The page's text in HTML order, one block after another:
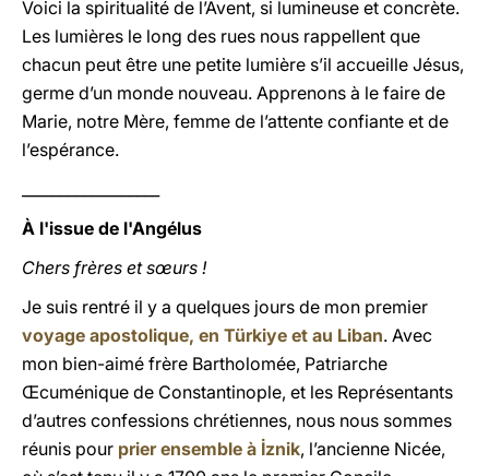
Voici la spiritualité de l’Avent, si lumineuse et concrète.
Les lumières le long des rues nous rappellent que
chacun peut être une petite lumière s’il accueille Jésus,
germe d’un monde nouveau. Apprenons à le faire de
Marie, notre Mère, femme de l’attente confiante et de
l’espérance.
À l'issue de l'Angélus
Chers frères et sœurs !
Je suis rentré il y a quelques jours de mon premier
voyage apostolique, en Türkiye et au Liban. Avec
mon bien-aimé frère Bartholomée, Patriarche
Œcuménique de Constantinople, et les Représentants
d’autres confessions chrétiennes, nous nous sommes
réunis pour prier ensemble à İznik, l’ancienne Nicée,